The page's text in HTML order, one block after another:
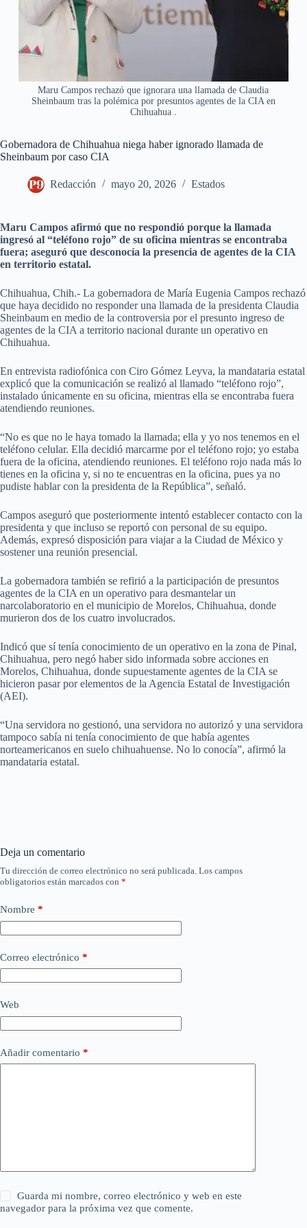
Maru Campos rechazó que ignorara una llamada de Claudia
Sheinbaum tras la polémica por presuntos agentes de la CIA en
Chihuahua .
Gobernadora de Chihuahua niega haber ignorado llamada de
Sheinbaum por caso CIA
Redacción mayo 20, 2026 Estados
Maru Campos afirmó que no respondió porque la llamada
ingresó al “teléfono rojo” de su oficina mientras se encontraba
fuera; aseguró que desconocía la presencia de agentes de la CIA
en territorio estatal.
Chihuahua, Chih.- La gobernadora de María Eugenia Campos rechazó
que haya decidido no responder una llamada de la presidenta Claudia
Sheinbaum en medio de la controversia por el presunto ingreso de
agentes de la CIA a territorio nacional durante un operativo en
Chihuahua.
En entrevista radiofónica con Ciro Gómez Leyva, la mandataria estatal
explicó que la comunicación se realizó al llamado “teléfono rojo”,
instalado únicamente en su oficina, mientras ella se encontraba fuera
atendiendo reuniones.
“No es que no le haya tomado la llamada; ella y yo nos tenemos en el
teléfono celular. Ella decidió marcarme por el teléfono rojo; yo estaba
fuera de la oficina, atendiendo reuniones. El teléfono rojo nada más lo
tienes en la oficina y, si no te encuentras en la oficina, pues ya no
pudiste hablar con la presidenta de la República”, señaló.
Campos aseguró que posteriormente intentó establecer contacto con la
presidenta y que incluso se reportó con personal de su equipo.
Además, expresó disposición para viajar a la Ciudad de México y
sostener una reunión presencial.
La gobernadora también se refirió a la participación de presuntos
agentes de la CIA en un operativo para desmantelar un
narcolaboratorio en el municipio de Morelos, Chihuahua, donde
murieron dos de los cuatro involucrados.
Indicó que sí tenía conocimiento de un operativo en la zona de Pinal,
Chihuahua, pero negó haber sido informada sobre acciones en
Morelos, Chihuahua, donde supuestamente agentes de la CIA se
hicieron pasar por elementos de la Agencia Estatal de Investigación
(AEI).
“Una servidora no gestionó, una servidora no autorizó y una servidora
tampoco sabía ni tenía conocimiento de que había agentes
norteamericanos en suelo chihuahuense. No lo conocía”, afirmó la
mandataria estatal.
Deja un comentario
Tu dirección de correo electrónico no será publicada. Los campos
obligatorios están marcados con *
Nombre *
Correo electrónico *
Web
Añadir comentario *
Guarda mi nombre, correo electrónico y web en este
navegador para la próxima vez que comente.